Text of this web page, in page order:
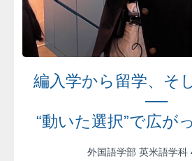
編入学から留学、そ
──
“動いた選択”で広が
外国語学部 英米語学科